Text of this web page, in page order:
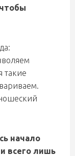
такие
начало
всего лишь